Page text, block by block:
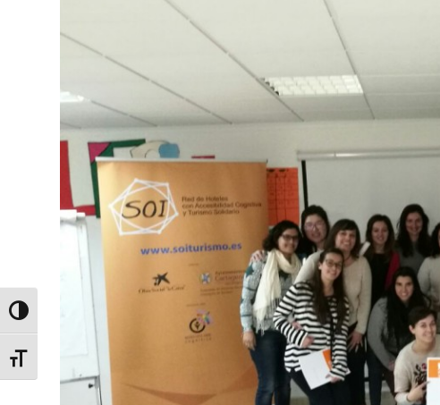
Alternar alto contraste
Alternar tamaño de letra